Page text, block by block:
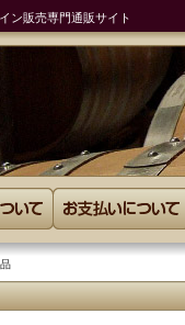
ン販売専門通販サイト